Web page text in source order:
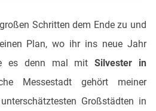
Schritten dem Ende zu und
Plan, wo ihr ins neue Jahr
es denn mal mitSilvester in
Messestadt gehört meiner
Großstädten in